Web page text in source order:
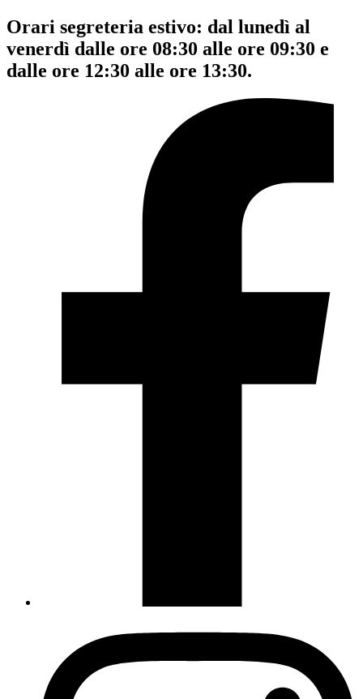
Orari segreteria estivo: dal lunedì al
venerdì dalle ore 08:30 alle ore 09:30 e
dalle ore 12:30 alle ore 13:30.